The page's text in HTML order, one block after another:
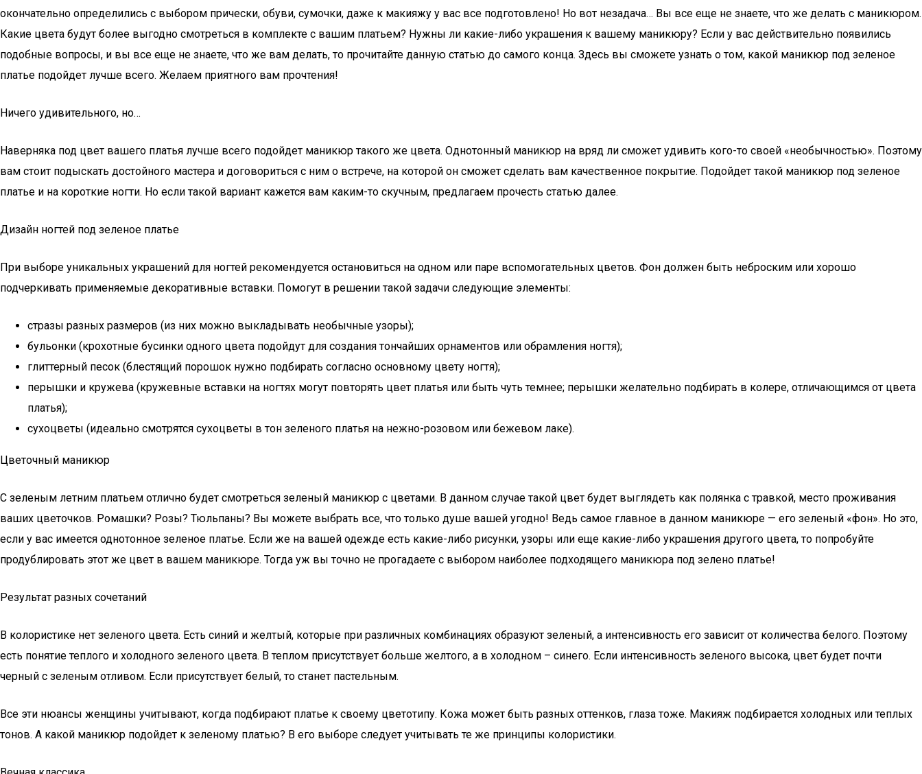
окончательно определились с выбором прически, обуви, сумочки, даже к макияжу у вас все подготовлено! Но вот незадача… Вы все еще не знаете, что же делать с маникюром.
Какие цвета будут более выгодно смотреться в комплекте с вашим платьем? Нужны ли какие-либо украшения к вашему маникюру? Если у вас действительно появились
подобные вопросы, и вы все еще не знаете, что же вам делать, то прочитайте данную статью до самого конца. Здесь вы сможете узнать о том, какой маникюр под зеленое
платье подойдет лучше всего. Желаем приятного вам прочтения!
Ничего удивительного, но…
Наверняка под цвет вашего платья лучше всего подойдет маникюр такого же цвета. Однотонный маникюр на вряд ли сможет удивить кого-то своей «необычностью». Поэтому
вам стоит подыскать достойного мастера и договориться с ним о встрече, на которой он сможет сделать вам качественное покрытие. Подойдет такой маникюр под зеленое
платье и на короткие ногти. Но если такой вариант кажется вам каким-то скучным, предлагаем прочесть статью далее.
Дизайн ногтей под зеленое платье
При выборе уникальных украшений для ногтей рекомендуется остановиться на одном или паре вспомогательных цветов. Фон должен быть неброским или хорошо
подчеркивать применяемые декоративные вставки. Помогут в решении такой задачи следующие элементы:
стразы разных размеров (из них можно выкладывать необычные узоры);
бульонки (крохотные бусинки одного цвета подойдут для создания тончайших орнаментов или обрамления ногтя);
глиттерный песок (блестящий порошок нужно подбирать согласно основному цвету ногтя);
перышки и кружева (кружевные вставки на ногтях могут повторять цвет платья или быть чуть темнее; перышки желательно подбирать в колере, отличающимся от цвета
платья);
сухоцветы (идеально смотрятся сухоцветы в тон зеленого платья на нежно-розовом или бежевом лаке).
Цветочный маникюр
С зеленым летним платьем отлично будет смотреться зеленый маникюр с цветами. В данном случае такой цвет будет выглядеть как полянка с травкой, место проживания
ваших цветочков. Ромашки? Розы? Тюльпаны? Вы можете выбрать все, что только душе вашей угодно! Ведь самое главное в данном маникюре — его зеленый «фон». Но это,
если у вас имеется однотонное зеленое платье. Если же на вашей одежде есть какие-либо рисунки, узоры или еще какие-либо украшения другого цвета, то попробуйте
продублировать этот же цвет в вашем маникюре. Тогда уж вы точно не прогадаете с выбором наиболее подходящего маникюра под зелено платье!
Результат разных сочетаний
В колористике нет зеленого цвета. Есть синий и желтый, которые при различных комбинациях образуют зеленый, а интенсивность его зависит от количества белого. Поэтому
есть понятие теплого и холодного зеленого цвета. В теплом присутствует больше желтого, а в холодном – синего. Если интенсивность зеленого высока, цвет будет почти
черный с зеленым отливом. Если присутствует белый, то станет пастельным.
Все эти нюансы женщины учитывают, когда подбирают платье к своему цветотипу. Кожа может быть разных оттенков, глаза тоже. Макияж подбирается холодных или теплых
тонов. А какой маникюр подойдет к зеленому платью? В его выборе следует учитывать те же принципы колористики.